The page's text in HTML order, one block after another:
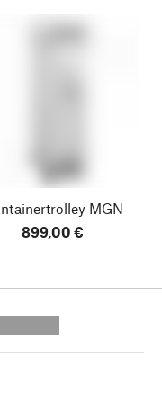
MGN
899,00 €